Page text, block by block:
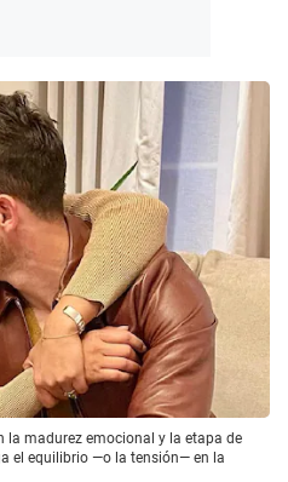
la madurez emocional y la etapa de
el equilibrio —o la tensión— en la